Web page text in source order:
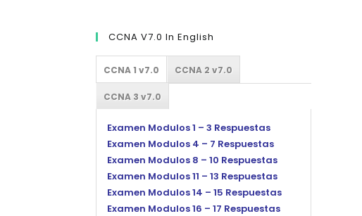
CCNA V7.0 In English
CCNA 1 v7.0 CCNA 2 v7.0
CCNA 3 v7.0
Examen Modulos 1 – 3 Respuestas
Examen Modulos 4 – 7 Respuestas
Examen Modulos 8 – 10 Respuestas
Examen Modulos 11 – 13 Respuestas
Examen Modulos 14 – 15 Respuestas
Examen Modulos 16 – 17 Respuestas